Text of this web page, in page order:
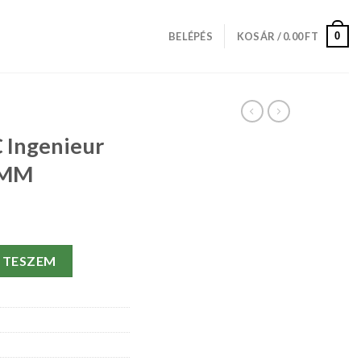
BELÉPÉS KOSÁR /0.00FT 0
Ingenieur